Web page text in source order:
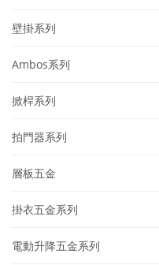
壁掛系列
Ambos系列
掀桿系列
拍門器系列
層板五金
掛衣五金系列
電動升降五金系列